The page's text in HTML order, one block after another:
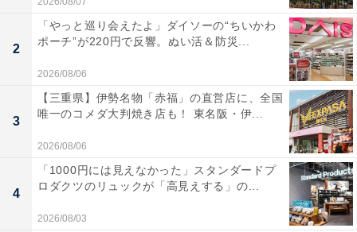
低歪みでクリアな中高域と、力強く前へと押し出す低音
を両立しており、純正スピーカーからの交換でボーカル
や楽器の輪郭がハッキリと際立ちます。幅広い車種への
スマートな取り付けに対応し、お気に入りの音楽をより
鮮やかに引き立ててくれる本格カーオーディオです！
Pioneer「TS-F1650」の口コミは？
Pioneer「TS-F1650」には以下のような口コミが寄せら
れています。
2
「やっと巡り会えたよ」ダイソーの“ちいかわ
ポーチ”が220円で反響。ぬい活＆防災...
2026/08/06
3
【三重県】伊勢名物「赤福」の直営店に、全国
唯一のコメダ大判焼き店も！ 東名阪・伊...
2026/08/06
4
「1000円には見えなかった」スタンダードプ
ロダクツのリュックが「高見えする」の...
2026/08/03